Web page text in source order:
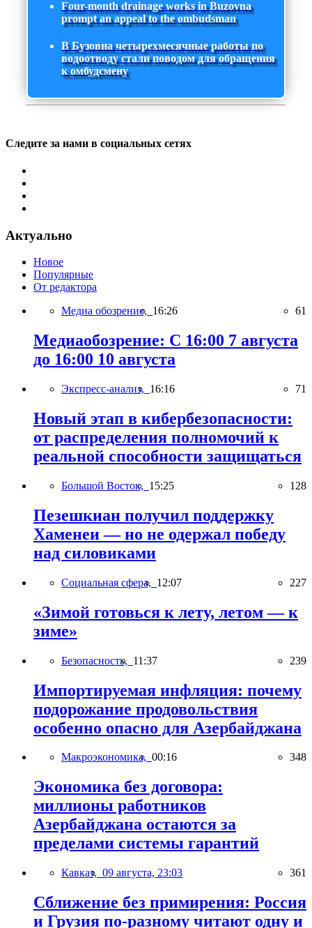
Four-month drainage works in Buzovna
prompt an appeal to the ombudsman
В Бузовна четырехмесячные работы по
водоотводу стали поводом для обращения
к омбудсмену
Следите за нами в социальных сетях
Актуально
Новое
Популярные
От редактора
Медиа обозрение, 16:26 61
Медиаобозрение: С 16:00 7 августа
до 16:00 10 августа
Экспресс-анализ, 16:16 71
Новый этап в кибербезопасности:
от распределения полномочий к
реальной способности защищаться
Большой Восток, 15:25 128
Пезешкиан получил поддержку
Хаменеи — но не одержал победу
над силовиками
Социальная сфера, 12:07 227
«Зимой готовься к лету, летом — к
зиме»
Безопасность, 11:37 239
Импортируемая инфляция: почему
подорожание продовольствия
особенно опасно для Азербайджана
Макроэкономика, 00:16 348
Экономика без договора:
миллионы работников
Азербайджана остаются за
пределами системы гарантий
Кавказ, 09 августа, 23:03 361
Сближение без примирения: Россия
и Грузия по-разному читают одну и